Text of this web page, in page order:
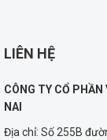
LIÊN HỆ
CÔNG TY CỔ
NAI
Địa chỉ: Số 255B